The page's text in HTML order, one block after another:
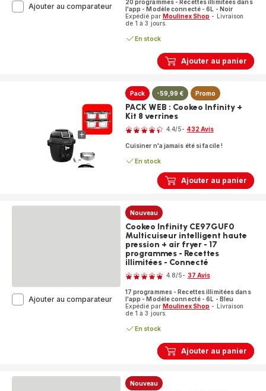
Ajouter au panier
20 programmes - Recettes illimitées dans
l'app - Modèle connecté - 6L - Noir
Expédié par Moulinex Shop - Livraison
de 1 à 3 jours.
En stock
Ajouter au comparateurCookeo
Infinity
CE9828F0
Multicuiseur
intelligent
fryer
20
programmes
-
illimitées
Ajouter au panier
Pack -59,99 € Promo
PACK WEB : Cookeo Infinity +
Kit 8 verrines
Note
4.4/5- 432 Avis
Cuisiner n'a jamais été si facile !
En stock
Ajouter au panier
Nouveau
Cookeo Infinity CE97GUF0
Multicuiseur intelligent haute
pression + air fryer - 17
programmes - Recettes
illimitées - Connecté
Note
4.8/5- 37 Avis
17 programmes - Recettes illimitées dans
l'app - Modèle connecté - 6L - Bleu
Expédié par Moulinex Shop - Livraison
de 1 à 3 jours.
En stock
Ajouter au comparateurCookeo
Infinity
CE97GUF0
Multicuiseur
air
fryer Nouveau